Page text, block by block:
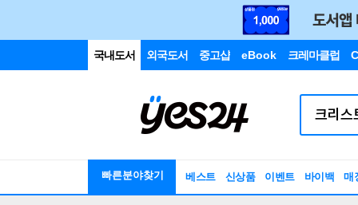
국내도서 외국도서 중고샵 eBook 크레마클럽
빠른분야찾기 베스트 신상품 이벤트 바이백 매